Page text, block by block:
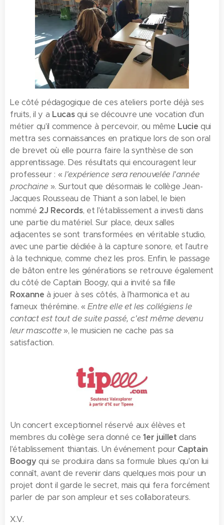
Le côté pédagogique de ces ateliers porte déjà ses
fruits, il y a Lucasqui se découvre une vocation d'un
métier qu'il commence à percevoir, ou même Lucie qui
mettra ses connaissances en pratique lors de son oral
de brevet où elle pourra faire la synthèse de son
apprentissage. Des résultats qui encouragent leur
professeur : «l'expérience sera renouvelée l'année
prochaine ». Surtout que désormais le collège Jean-
Jacques Rousseau de Thiant a son label, le bien
nommé 2J Records, et l'établissement a investi dans
une partie du matériel. Sur place, deux salles
adjacentes se sont transformées en véritable studio,
avec une partie dédiée à la capture sonore, et l'autre
à la technique, comme chez les pros. Enfin, le passage
de bâton entre les générations se retrouve également
du côté de Captain Boogy, qui a invité sa fille
Roxanne à jouer à ses côtés, à l'harmonica et au
fameux thérémine. «Entre elle et les collégiens le
contact est tout de suite passé, c'est même devenu
leur mascotte», le musicien ne cache pas sa
satisfaction.
Un concert exceptionnel réservé aux élèves et
membres du collège sera donné ce 1er juillet dans
l'établissement thiantais. Un événement pour Captain
Boogy qui se produira dans sa formule blues qu'on lui
connaît, avant de revenir dans quelques mois pour un
projet dont il garde le secret, mais qui fera forcément
parler de par son ampleur et ses collaborateurs.
X.V.